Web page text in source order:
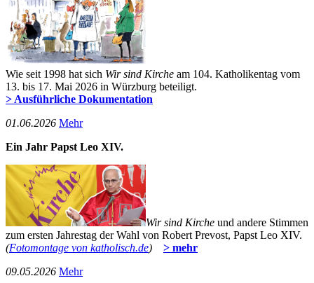
Wie seit 1998 hat sich Wir sind Kirche am 104. Katholikentag vom
13. bis 17. Mai 2026 in Würzburg beteiligt.
> Ausführliche Dokumentation
01­.06.2026 Mehr
Ein Jahr Papst Leo XIV.
Wir sind Kirche und andere Stimmen
zum ersten Jahrestag der Wahl von Robert Prevost, Papst Leo XIV.
(Fotomontage von katholisch.de) > mehr
09­.05.2026 Mehr